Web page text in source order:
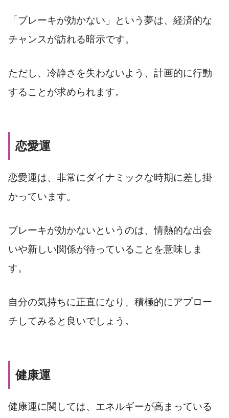
「ブレーキが効かない」という夢は、経済的な
チャンスが訪れる暗示です。
ただし、冷静さを失わないよう、計画的に行動
することが求められます。
恋愛運
恋愛運は、非常にダイナミックな時期に差し掛
かっています。
ブレーキが効かないというのは、情熱的な出会
いや新しい関係が待っていることを意味しま
す。
自分の気持ちに正直になり、積極的にアプロー
チしてみると良いでしょう。
健康運
健康運に関しては、エネルギーが高まっている